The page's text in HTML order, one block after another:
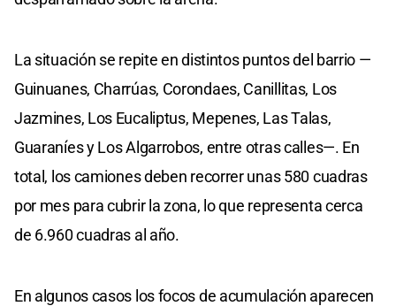
La situación se repite en distintos puntos del barrio —
Guinuanes, Charrúas, Corondaes, Canillitas, Los
Jazmines, Los Eucaliptus, Mepenes, Las Talas,
Guaraníes y Los Algarrobos, entre otras calles—. En
total, los camiones deben recorrer unas 580 cuadras
por mes para cubrir la zona, lo que representa cerca
de 6.960 cuadras al año.
En algunos casos los focos de acumulación aparecen